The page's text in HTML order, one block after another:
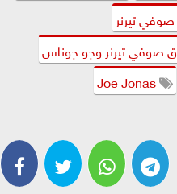
صوفي تيرنر
صوفي تيرنر وجو جوناس